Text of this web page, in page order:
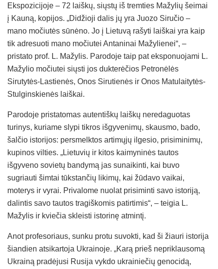
Ekspozicijoje – 72 laiškų, siųstų iš tremties Mažylių šeimai
į Kauną, kopijos. „Didžioji dalis jų yra Juozo Siručio –
mano močiutės sūnėno. Jo į Lietuvą rašyti laiškai yra kaip
tik adresuoti mano močiutei Antaninai Mažylienei“, –
pristato prof. L. Mažylis. Parodoje taip pat eksponuojami L.
Mažylio močiutei siųsti jos dukterėčios Petronėlės
Sirutytės-Lastienės, Onos Sirutienės ir Onos Matulaitytės-
Stulginskienės laiškai.
Parodoje pristatomas autentiškų laiškų neredaguotas
turinys, kuriame slypi tikros išgyvenimų, skausmo, bado,
šalčio istorijos: persmelktos artimųjų ilgesio, prisiminimų,
kupinos vilties. „Lietuvių ir kitos kaimyninės tautos
išgyveno sovietų bandymą jas sunaikinti, kai buvo
sugriauti šimtai tūkstančių likimų, kai žūdavo vaikai,
moterys ir vyrai. Privalome nuolat prisiminti savo istoriją,
dalintis savo tautos tragiškomis patirtimis“, – teigia L.
Mažylis ir kviečia skleisti istorinę atmintį.
Anot profesoriaus, sunku protu suvokti, kad ši žiauri istorija
šiandien atsikartoja Ukrainoje. „Karą prieš nepriklausomą
Ukrainą pradėjusi Rusija vykdo ukrainiečių genocidą,